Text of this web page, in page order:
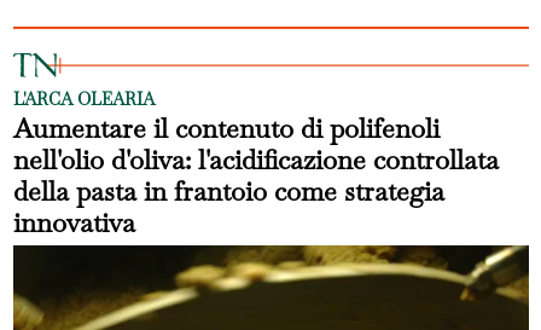
L'ARCA OLEARIA
Aumentare il contenuto di polifenoli
nell'olio d'oliva: l'acidificazione controllata
della pasta in frantoio come strategia
innovativa